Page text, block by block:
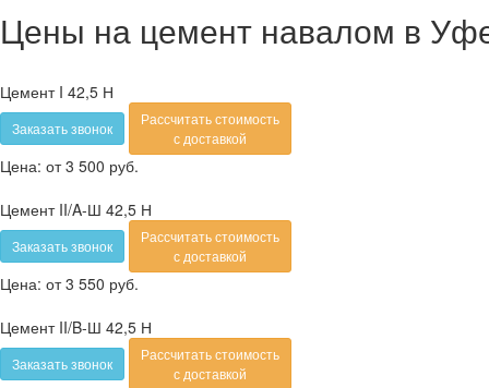
Цены на цемент навалом в
Цемент I 42,5 Н
Заказать звонок
Рассчитать стоимость
с доставкой
Цена: от 3 500 руб.
Цемент II/A-Ш 42,5 Н
Заказать звонок
Рассчитать стоимость
с доставкой
Цена: от 3 550 руб.
Цемент II/B-Ш 42,5 Н
Заказать звонок
Рассчитать стоимость
с доставкой